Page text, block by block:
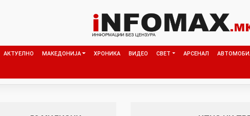
АКТУЕЛНО МАКЕДОНИЈА ХРОНИКА ВИДЕО СВЕТ АРСЕНАЛ